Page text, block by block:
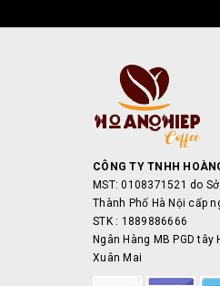
CÔNG TY TNHH
MST: 0108371521 do
Thành Phố Hà Nội cấp
STK : 1889886666
Ngân Hàng MB PGD tây
Xuân Mai